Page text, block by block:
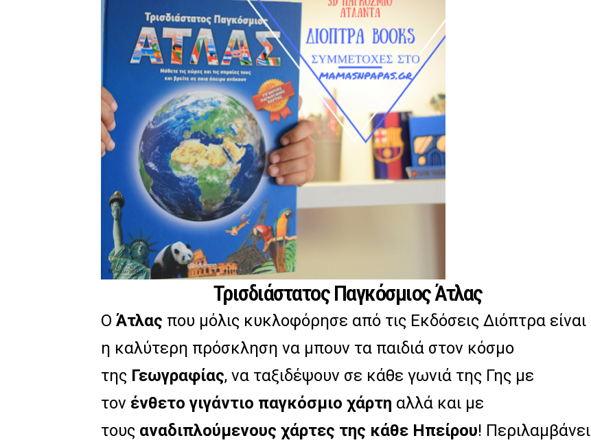
Τρισδιάστατος Παγκόσμιος Άτλας
Ο Άτλας που μόλις κυκλοφόρησε από τις Εκδόσεις Διόπτρα είναι
η καλύτερη πρόσκληση να μπουν τα παιδιά στον κόσμο
της Γεωγραφίας, να ταξιδέψουν σε κάθε γωνιά της Γης με
τον ένθετο γιγάντιο παγκόσμιο χάρτη αλλά και με
τους αναδιπλούμενους χάρτες της κάθε Ηπείρου! Περιλαμβάνει